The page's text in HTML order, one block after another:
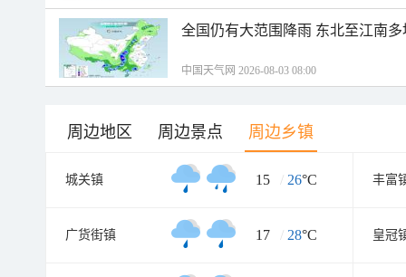
全国仍有大范围降雨 东北至江南
中国天气网 2026-08-03 08:00
周边地区 周边景点 周边乡镇
城关镇 15 / 26°C 丰富
广货街镇 17 / 28°C 皇冠